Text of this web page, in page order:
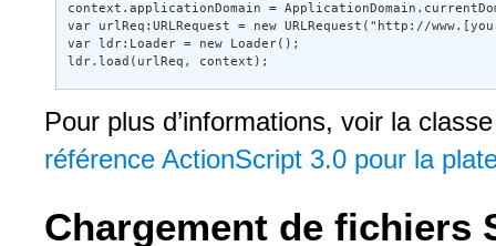
context.applicationDomain =
var urlReq:URLRequest = new URLRequest("http://
var ldr:Loader = new Loader();
ldr.load(urlReq, context);
Pour plus d’informations, voir la
référence ActionScript 3.0 pour la
Chargement de fichiers